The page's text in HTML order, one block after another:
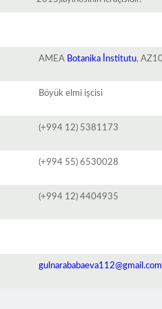
AMEA Botanika İnstitutu,
Böyük elmi işcisi
(+994 12) 5381173
(+994 55) 6530028
(+994 12) 4404935
gulnarababaeva112@gmail.com